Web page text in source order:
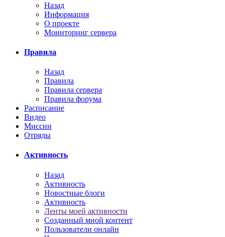
Назад
Информация
О проекте
Мониторинг сервера
Правила
Назад
Правила
Правила сервера
Правила форума
Расписание
Видео
Миссии
Отряды
Активность
Назад
Активность
Новостные блоги
Активность
Ленты моей активности
Созданный мной контент
Пользователи онлайн